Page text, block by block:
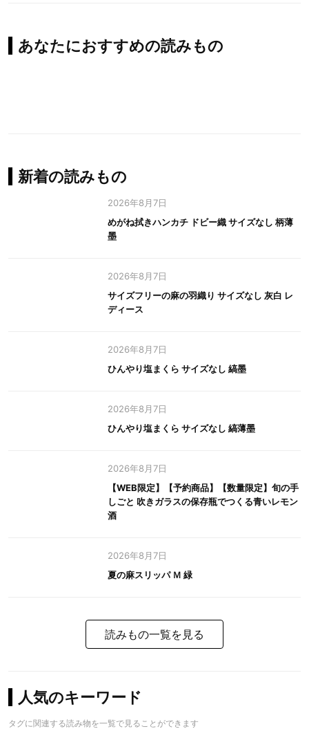
あなたにおすすめの読みもの
新着の読みもの
2026年8月7日
めがね拭きハンカチ ドビー織 サイズなし 柄薄
墨
2026年8月7日
サイズフリーの麻の羽織り サイズなし 灰白 レ
ディース
2026年8月7日
ひんやり塩まくら サイズなし 縞墨
2026年8月7日
ひんやり塩まくら サイズなし 縞薄墨
2026年8月7日
【WEB限定】【予約商品】【数量限定】旬の手
しごと 吹きガラスの保存瓶でつくる青いレモン
酒
2026年8月7日
夏の麻スリッパ Ｍ 緑
読みもの一覧を見る
人気のキーワード
タグに関連する読み物を一覧で見ることができます